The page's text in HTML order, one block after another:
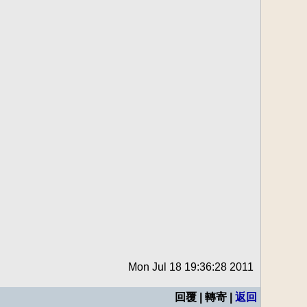
Mon Jul 18 19:36:28 2011
回覆 | 轉寄 | 返回